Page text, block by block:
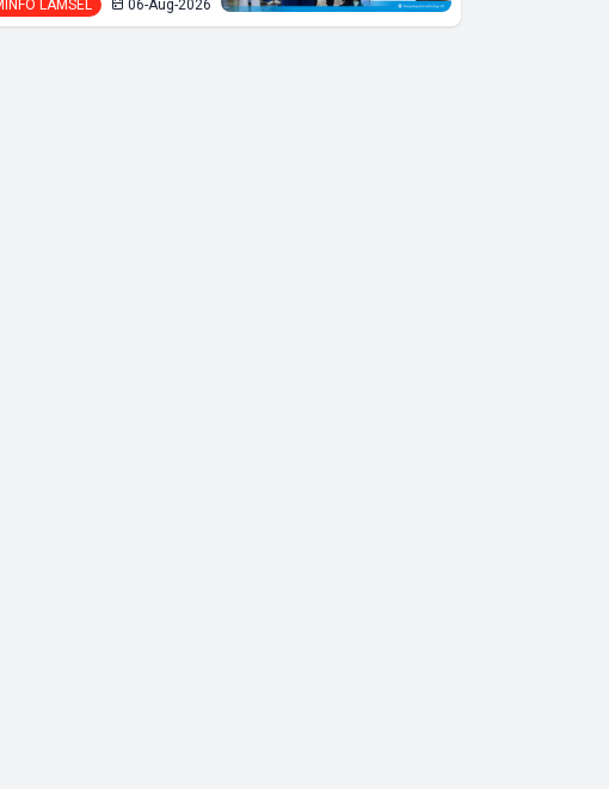
Jiwa Wirausaha
LAMSEL 06-Aug-2026